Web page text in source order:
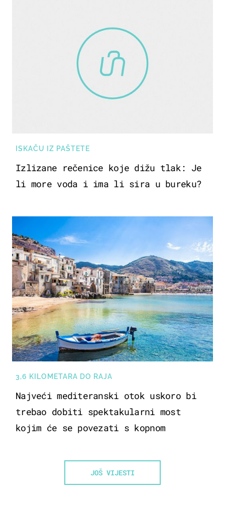
ISKAČU IZ PAŠTETE
Izlizane rečenice koje dižu tlak: Je
li more voda i ima li sira u bureku?
3,6 KILOMETARA DO RAJA
Najveći mediteranski otok uskoro bi
trebao dobiti spektakularni most
kojim će se povezati s kopnom
JOŠ VIJESTI